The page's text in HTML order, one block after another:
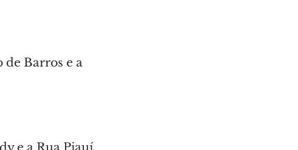
de Barros e a